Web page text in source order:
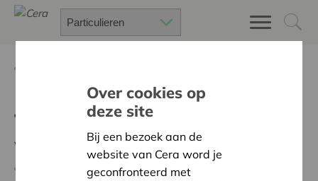
Therapie met water en
warmte
Terug naar overzicht
Over cookies op
deze site
Bij een bezoek aan de
website van Cera word je
geconfronteerd met